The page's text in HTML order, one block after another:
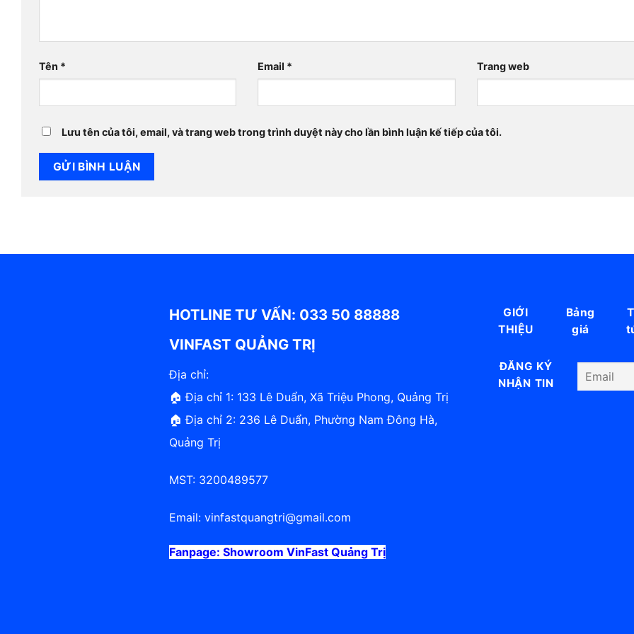
Tên * Email * Trang web
Lưu tên của tôi, email, và trang web trong trình duyệt này cho lần bình luận kế tiếp của tôi.
HOTLINE TƯ VẤN: 033 50 88888
VINFAST QUẢNG TRỊ
Địa chỉ:
🏠 Địa chỉ 1: 133 Lê Duẩn, Xã Triệu Phong, Quảng Trị
🏠 Địa chỉ 2: 236 Lê Duẩn, Phường Nam Đông Hà,
Quảng Trị
MST: 3200489577
Email: vinfastquangtri@gmail.com
Fanpage: Showroom VinFast Quảng Trị
GIỚI
THIỆU
Bảng
giá
ĐĂNG KÝ
NHẬN TIN